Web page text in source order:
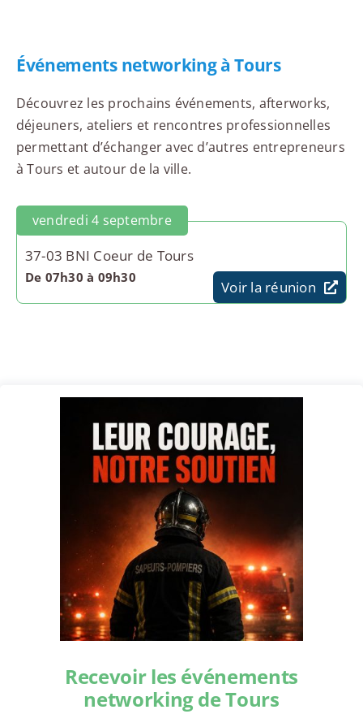
Événements networking à Tours
Découvrez les prochains événements, afterworks,
déjeuners, ateliers et rencontres professionnelles
permettant d’échanger avec d’autres entrepreneurs
à Tours et autour de la ville.
vendredi 4 septembre
37-03 BNI Coeur de Tours
De 07h30 à 09h30
Voir la réunion
Recevoir les événements
networking de Tours